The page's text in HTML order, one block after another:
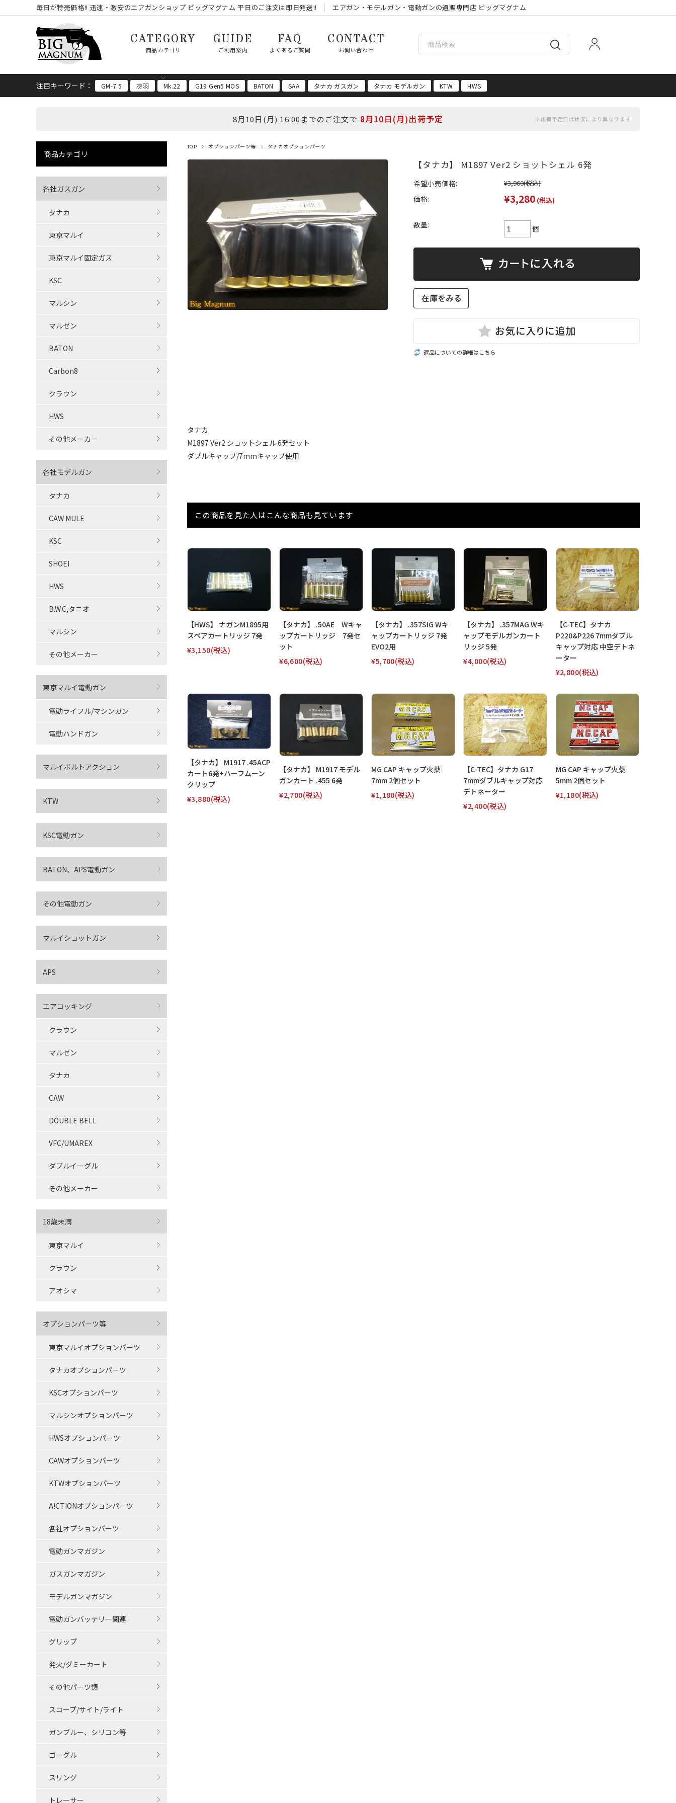
毎日が特売価格!! 迅速・激安のエアガンショップ ビッグマグナム 平日のご注文は即日発送!! エアガン・モデルガン・電動ガンの通販専門店 ビッグマグナム
CATEGORY
商品カテゴリ
GUIDE
ご利用案内
FAQ
よくあるご質問
CONTACT
お問い合わせ
注目キーワード： GM-7.5 冴羽 Mk.22 G19 Gen5 MOS BATON SAA タナカ ガスガン タナカ モデルガン KTW HWS
8月10日(月) 16:00までのご注文で 8月10日(月)出荷予定
TOP オプションパーツ等 タナカオプションパーツ
【タナカ】 M1897 Ver2 ショットシェル 6発
希望小売価格: ¥3,960(税込)
価格: ¥3,280 (税込)
数量: 個
返品についての詳細はこちら
タナカ
M1897 Ver2 ショットシェル 6発セット
ダブルキャップ/7mmキャップ使用
この商品を見た人はこんな商品も見ています
【HWS】 ナガンM1895用
スペアカートリッジ 7発
¥3,150(税込)
【タナカ】 .50AE Wキャ
ップカートリッジ 7発セ
ット
¥6,600(税込)
【タナカ】 .357SIG Wキ
ャップカートリッジ 7発
EVO2用
¥5,700(税込)
【タナカ】 .357MAG Wキ
ャップモデルガンカート
リッジ 5発
¥4,000(税込)
【C-TEC】タナカ
P220&P226 7mmダブル
キャップ対応 中空デトネ
ーター
¥2,800(税込)
【タナカ】 M1917 .45ACP
カート6発+ハーフムーン
クリップ
¥3,880(税込)
【タナカ】 M1917 モデル
ガンカート .455 6発
¥2,700(税込)
MG CAP キャップ火薬
7mm 2個セット
¥1,180(税込)
【C-TEC】タナカ G17
7mmダブルキャップ対応
デトネーター
¥2,400(税込)
MG CAP キャップ火薬
5mm 2個セット
¥1,180(税込)
商品カテゴリ
各社ガスガン
タナカ
東京マルイ
東京マルイ固定ガス
KSC
マルシン
マルゼン
BATON
Carbon8
クラウン
HWS
その他メーカー
各社モデルガン
タナカ
CAW MULE
KSC
SHOEI
HWS
B.W.C,タニオ
マルシン
その他メーカー
東京マルイ電動ガン
電動ライフル/マシンガン
電動ハンドガン
マルイボルトアクション
KTW
KSC電動ガン
BATON、APS電動ガン
その他電動ガン
マルイショットガン
APS
エアコッキング
クラウン
マルゼン
タナカ
CAW
DOUBLE BELL
VFC/UMAREX
ダブルイーグル
その他メーカー
18歳未満
東京マルイ
クラウン
アオシマ
オプションパーツ等
東京マルイオプションパーツ
タナカオプションパーツ
KSCオプションパーツ
マルシンオプションパーツ
HWSオプションパーツ
CAWオプションパーツ
KTWオプションパーツ
A!CTIONオプションパーツ
各社オプションパーツ
電動ガンマガジン
ガスガンマガジン
モデルガンマガジン
電動ガンバッテリー関連
グリップ
発火/ダミーカート
その他パーツ類
スコープ/サイト/ライト
ガンブルー、シリコン等
ゴーグル
スリング
トレーサー